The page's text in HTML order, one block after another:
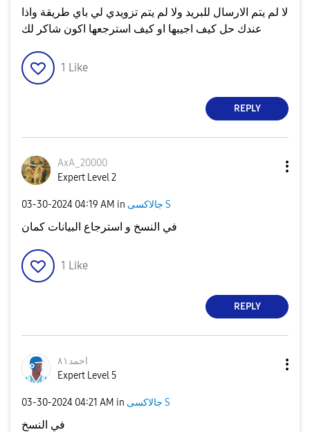
لا لم يتم الارسال للبريد ولا لم يتم تزويدي لي باي طريقة واذا
عندك حل كيف اجيبها او كيف استرجعها اكون شاكر لك
1 Like
REPLY
AxA_20000
Expert Level 2
‎03-30-2024 04:19 AM in جالاكسى S
في النسخ و استرجاع البيانات كمان
1 Like
REPLY
احمد٨١
Expert Level 5
‎03-30-2024 04:21 AM in جالاكسى S
في النسخ